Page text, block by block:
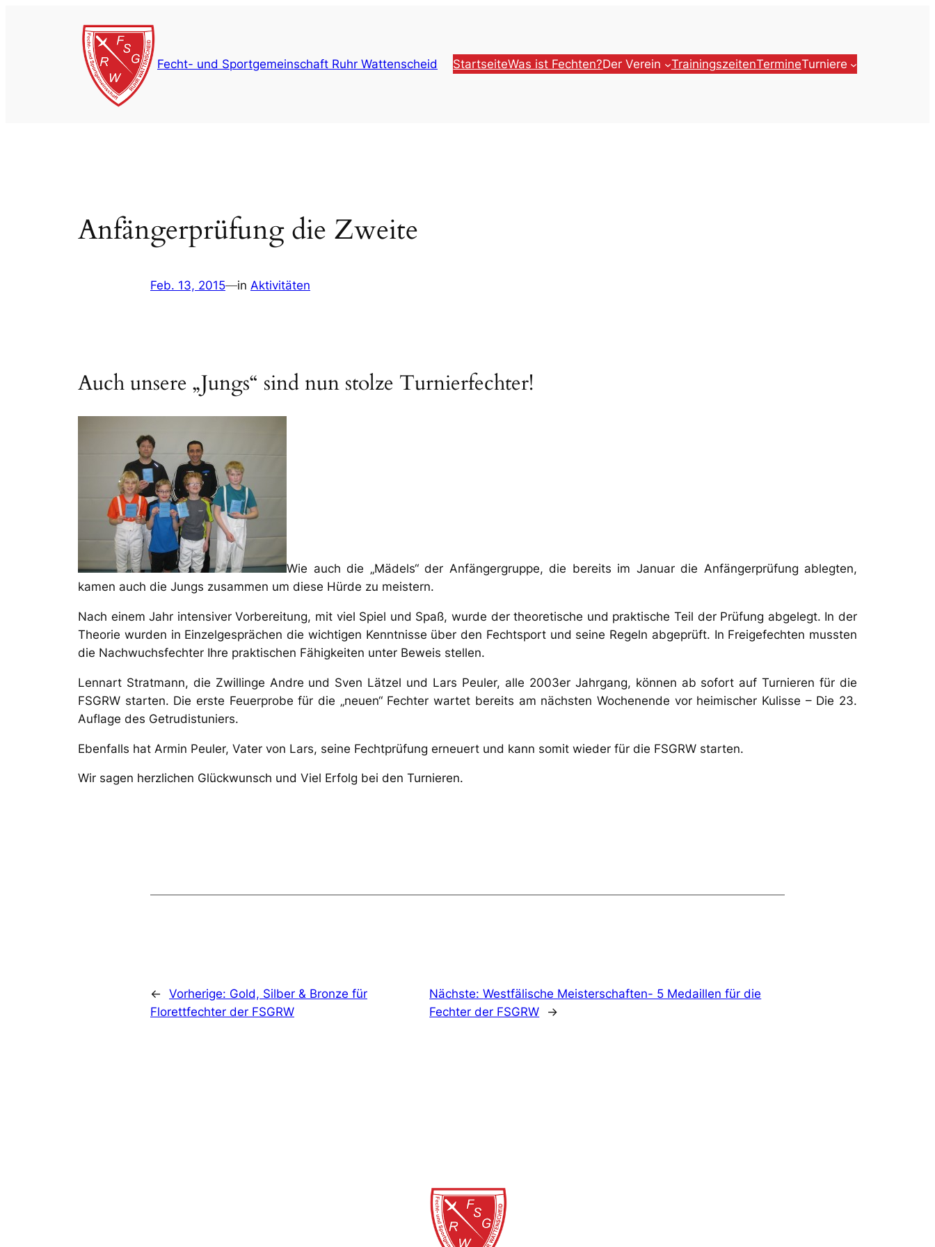
Fecht- und Sportgemeinschaft Ruhr Wattenscheid
StartseiteWas ist Fechten?Der Verein TrainingszeitenTermineTurniere
Anfängerprüfung die Zweite
Feb. 13, 2015—in Aktivitäten
Auch unsere „Jungs“ sind nun stolze Turnierfechter!
Wie auch die „Mädels“ der Anfängergruppe, die bereits im Januar die Anfängerprüfung ablegten,
kamen auch die Jungs zusammen um diese Hürde zu meistern.
Nach einem Jahr intensiver Vorbereitung, mit viel Spiel und Spaß, wurde der theoretische und praktische Teil der Prüfung abgelegt. In der
Theorie wurden in Einzelgesprächen die wichtigen Kenntnisse über den Fechtsport und seine Regeln abgeprüft. In Freigefechten mussten
die Nachwuchsfechter Ihre praktischen Fähigkeiten unter Beweis stellen.
Lennart Stratmann, die Zwillinge Andre und Sven Lätzel und Lars Peuler, alle 2003er Jahrgang, können ab sofort auf Turnieren für die
FSGRW starten. Die erste Feuerprobe für die „neuen“ Fechter wartet bereits am nächsten Wochenende vor heimischer Kulisse – Die 23.
Auflage des Getrudistuniers.
Ebenfalls hat Armin Peuler, Vater von Lars, seine Fechtprüfung erneuert und kann somit wieder für die FSGRW starten.
Wir sagen herzlichen Glückwunsch und Viel Erfolg bei den Turnieren.
← Vorherige: Gold, Silber & Bronze für
Florettfechter der FSGRW
Nächste:Westfälische Meisterschaften- 5 Medaillen für die
Fechter der FSGRW
→